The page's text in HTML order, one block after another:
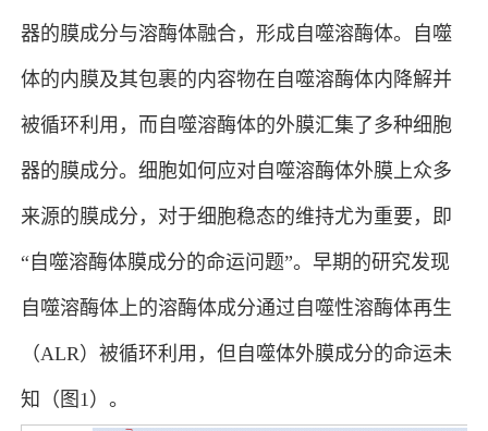
器的膜成分与溶酶体融合，形成自噬溶酶体。自噬
体的内膜及其包裹的内容物在自噬溶酶体内降解并
被循环利用，而自噬溶酶体的外膜汇集了多种细胞
器的膜成分。细胞如何应对自噬溶酶体外膜上众多
来源的膜成分，对于细胞稳态的维持尤为重要，即
“自噬溶酶体膜成分的命运问题”。早期的研究发现
自噬溶酶体上的溶酶体成分通过自噬性溶酶体再生
（ALR）被循环利用，但自噬体外膜成分的命运未
知（图1）。